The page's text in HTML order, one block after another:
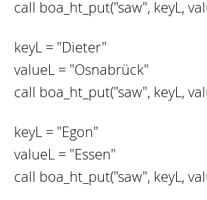
call boa_ht_put("saw", keyL,
keyL = "Dieter"
valueL = "Osnabrück"
call boa_ht_put("saw", keyL,
keyL = "Egon"
valueL = "Essen"
call boa_ht_put("saw", keyL,